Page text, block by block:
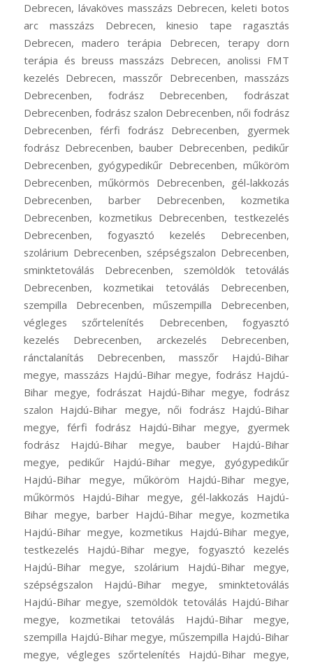
Debrecen, lávaköves masszázs Debrecen, keleti botos
arc masszázs Debrecen, kinesio tape ragasztás
Debrecen, madero terápia Debrecen, terapy dorn
terápia és breuss masszázs Debrecen, anolissi FMT
kezelés Debrecen, masszőr Debrecenben, masszázs
Debrecenben, fodrász Debrecenben, fodrászat
Debrecenben, fodrász szalon Debrecenben, női fodrász
Debrecenben, férfi fodrász Debrecenben, gyermek
fodrász Debrecenben, bauber Debrecenben, pedikűr
Debrecenben, gyógypedikűr Debrecenben, műköröm
Debrecenben, műkörmös Debrecenben, gél-lakkozás
Debrecenben, barber Debrecenben, kozmetika
Debrecenben, kozmetikus Debrecenben, testkezelés
Debrecenben, fogyasztó kezelés Debrecenben,
szolárium Debrecenben, szépségszalon Debrecenben,
sminktetoválás Debrecenben, szemöldök tetoválás
Debrecenben, kozmetikai tetoválás Debrecenben,
szempilla Debrecenben, műszempilla Debrecenben,
végleges szőrtelenítés Debrecenben, fogyasztó
kezelés Debrecenben, arckezelés Debrecenben,
ránctalanítás Debrecenben, masszőr Hajdú-Bihar
megye, masszázs Hajdú-Bihar megye, fodrász Hajdú-
Bihar megye, fodrászat Hajdú-Bihar megye, fodrász
szalon Hajdú-Bihar megye, női fodrász Hajdú-Bihar
megye, férfi fodrász Hajdú-Bihar megye, gyermek
fodrász Hajdú-Bihar megye, bauber Hajdú-Bihar
megye, pedikűr Hajdú-Bihar megye, gyógypedikűr
Hajdú-Bihar megye, műköröm Hajdú-Bihar megye,
műkörmös Hajdú-Bihar megye, gél-lakkozás Hajdú-
Bihar megye, barber Hajdú-Bihar megye, kozmetika
Hajdú-Bihar megye, kozmetikus Hajdú-Bihar megye,
testkezelés Hajdú-Bihar megye, fogyasztó kezelés
Hajdú-Bihar megye, szolárium Hajdú-Bihar megye,
szépségszalon Hajdú-Bihar megye, sminktetoválás
Hajdú-Bihar megye, szemöldök tetoválás Hajdú-Bihar
megye, kozmetikai tetoválás Hajdú-Bihar megye,
szempilla Hajdú-Bihar megye, műszempilla Hajdú-Bihar
megye, végleges szőrtelenítés Hajdú-Bihar megye,